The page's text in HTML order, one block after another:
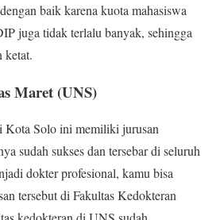
baik karena kuota mahasiswa
juga tidak terlalu banyak, sehingga
ketat.
Maret (UNS)
Kota Solo ini memiliki jurusan
sudah sukses dan tersebar di seluruh
dokter profesional, kamu bisa
tersebut di Fakultas Kedokteran